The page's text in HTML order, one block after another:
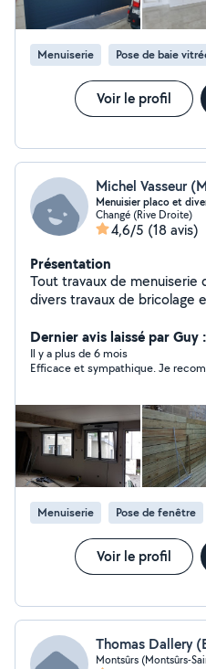
Menuiserie Pose de baie
Voir le profil
Michel Vasseur
Menuisier placo et
Changé (Rive Droite)
4,6/5 (18 avis)
Présentation
Tout travaux de
divers travaux de bricolage
Dernier avis laissé par Guy
Il y a plus de 6 mois
Efficace et sympathique. Je
Menuiserie Pose de fenêtre
Voir le profil
Thomas Dallery
Montsûrs (Montsûrs-